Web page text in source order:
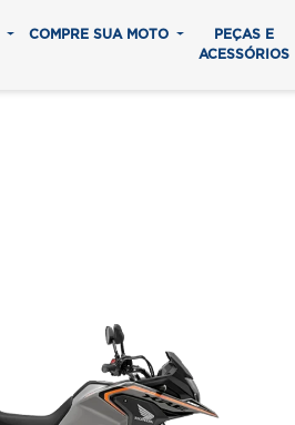
COMPRE SUA MOTO
PEÇAS E
ACESSÓRIOS